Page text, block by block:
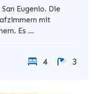
Eugenio. Die
mit
Es ...
4 3